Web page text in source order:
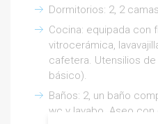
Dormitorios: 2, 2
Cocina: equipada con
vitrocerámica,
cafetera. Utensilios de
básico).
Baños: 2, un baño
wc y lavabo. Aseo con